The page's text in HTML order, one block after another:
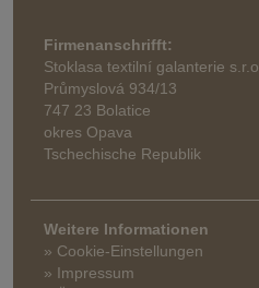
Firmenanschrifft:
Stoklasa textilní galanterie s.r.o.
Průmyslová 934/13
747 23 Bolatice
okres Opava
Tschechische Republik
Weitere Informationen
» Cookie-Einstellungen
» Impressum